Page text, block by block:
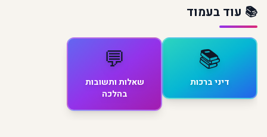
📚 עוד בעמוד
📚
דיני ברכות
💬
שאלות ותשובות
בהלכה